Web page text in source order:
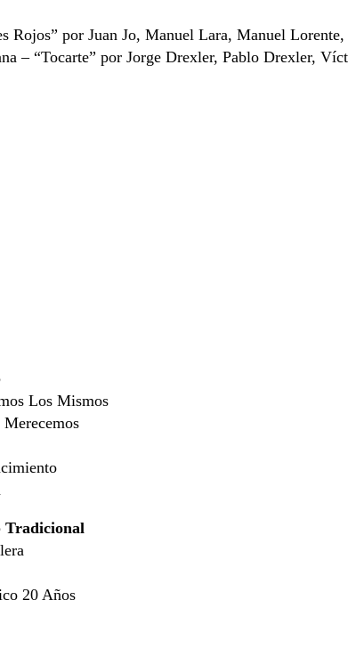
Rojos” por Juan Jo, Manuel Lara, Manuel
– “Tocarte” por Jorge Drexler, Pablo Drexler,
Los Mismos
Tradicional
20 Años